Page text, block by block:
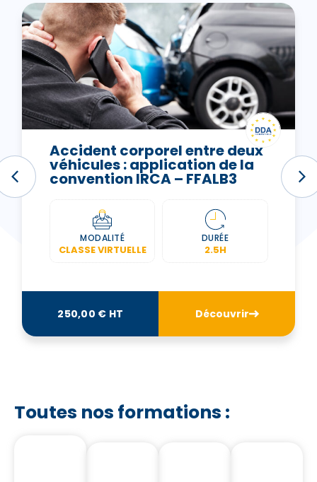
Accident corporel entre deux
véhicules : application de la
convention IRCA – FFALB3
MODALITÉ
CLASSE VIRTUELLE
DURÉE
2.5H
250,00 € HT Découvrir
Toutes nos formations :